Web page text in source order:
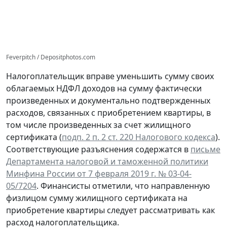
Feverpitch / Depositphotos.com
Налогоплательщик вправе уменьшить сумму своих
облагаемых НДФЛ доходов на сумму фактически
произведенных и документально подтвержденных
расходов, связанных с приобретением квартиры, в
том числе произведенных за счет жилищного
сертификата (подп. 2 п. 2 ст. 220 Налогового кодекса).
Соответствующие разъяснения содержатся в письме
Департамента налоговой и таможенной политики
Минфина России от 7 февраля 2019 г. № 03-04-
05/7204. Финансисты отметили, что направленную
физлицом сумму жилищного сертификата на
приобретение квартиры следует рассматривать как
расход налогоплательщика.